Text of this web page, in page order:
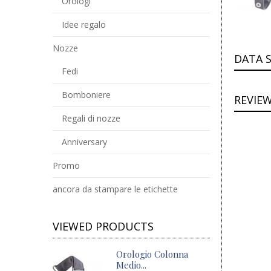
Idee regalo
Nozze
Fedi
Bomboniere
Regali di nozze
Anniversary
Promo
ancora da stampare le etichette
VIEWED PRODUCTS
Orologio Colonna
Medio...
DATA